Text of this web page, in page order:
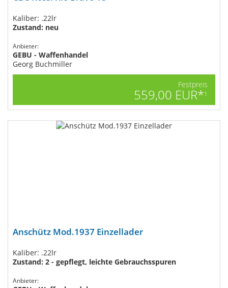
Kaliber: .22lr
Zustand: neu
Anbieter:
GEBU - Waffenhandel
Georg Buchmiller
Festpreis
559,00 EUR*1
Anschütz Mod.1937 Einzellader
Kaliber: .22lr
Zustand: 2 - gepflegt, leichte Gebrauchsspuren
Anbieter: